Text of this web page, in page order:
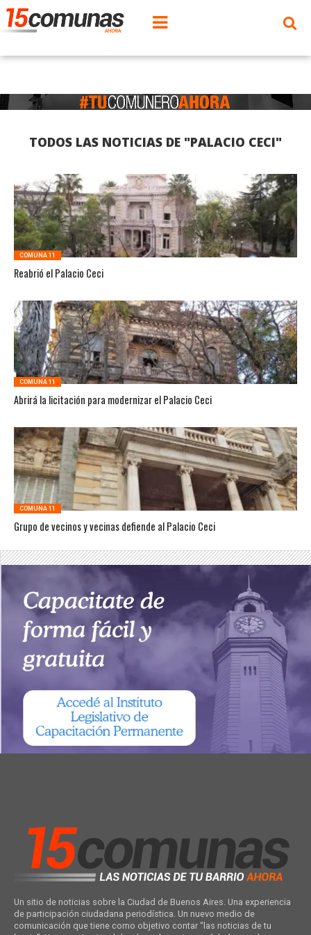
TODOS LAS NOTICIAS DE "PALACIO CECI"
COMUNA 11
Reabrió el Palacio Ceci
COMUNA 11
Abrirá la licitación para modernizar el Palacio Ceci
COMUNA 11
Grupo de vecinos y vecinas defiende al Palacio Ceci
Un sitio de noticias sobre la Ciudad de Buenos Aires. Una experiencia
de participación ciudadana periodística. Un nuevo medio de
comunicación que tiene como objetivo contar “las noticias de tu